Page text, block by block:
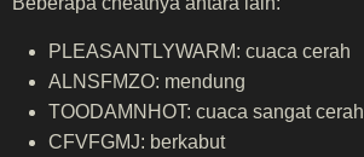
PLEASANTLYWARM: cuaca cerah
ALNSFMZO: mendung
TOODAMNHOT: cuaca sangat cerah
CFVFGMJ: berkabut